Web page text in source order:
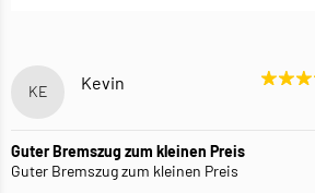
KE Kevin
Guter Bremszug zum kleinen Preis
Guter Bremszug zum kleinen Preis